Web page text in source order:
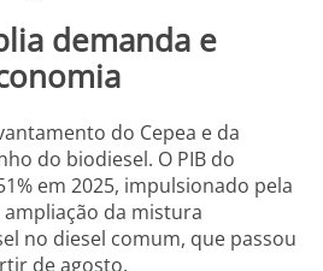
demanda e
do Cepea e da
do biodiesel. O PIB do
em 2025, impulsionado pela
da mistura
no diesel comum, que passou
de agosto.